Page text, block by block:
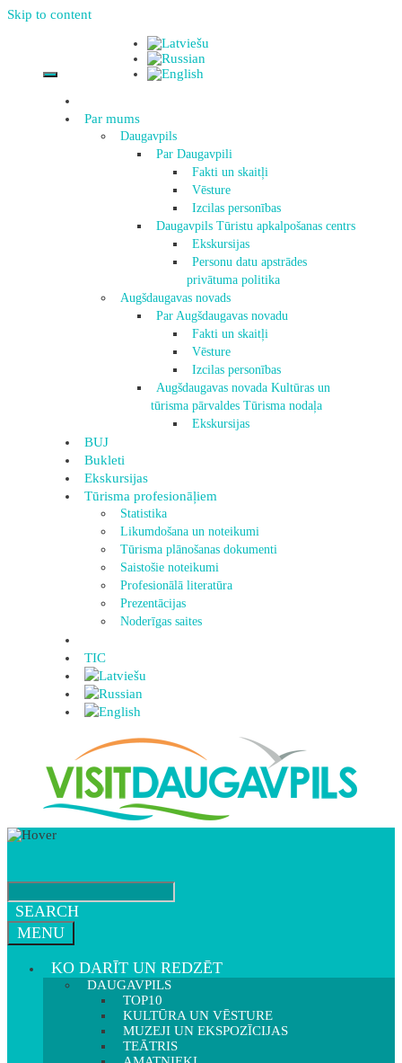
Skip to content
Par mums
Daugavpils
Par Daugavpili
Fakti un skaitļi
Vēsture
Izcilas personības
Daugavpils Tūristu apkalpošanas centrs
Ekskursijas
Personu datu apstrādes
privātuma politika
Augšdaugavas novads
Par Augšdaugavas novadu
Fakti un skaitļi
Vēsture
Izcilas personības
Augšdaugavas novada Kultūras un
tūrisma pārvaldes Tūrisma nodaļa
Ekskursijas
BUJ
Bukleti
Ekskursijas
Tūrisma profesionāļiem
Statistika
Likumdošana un noteikumi
Tūrisma plānošanas dokumenti
Saistošie noteikumi
Profesionālā literatūra
Prezentācijas
Noderīgas saites
TIC
SEARCH
MENU
KO DARĪT UN REDZĒT
DAUGAVPILS
TOP10
KULTŪRA UN VĒSTURE
MUZEJI UN EKSPOZĪCIJAS
TEĀTRIS